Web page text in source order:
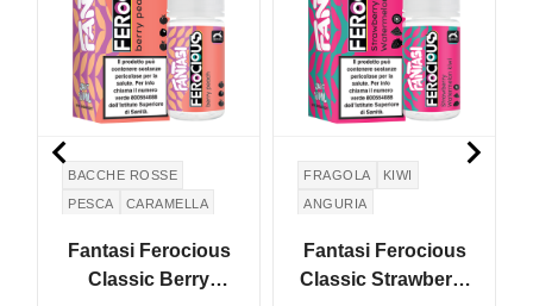
BACCHE ROSSE
PESCA
CARAMELLA
Fantasi Ferocious
Classic Berry
FRAGOLA
KIWI
ANGURIA
Fantasi Ferocious
Classic Strawberry
 